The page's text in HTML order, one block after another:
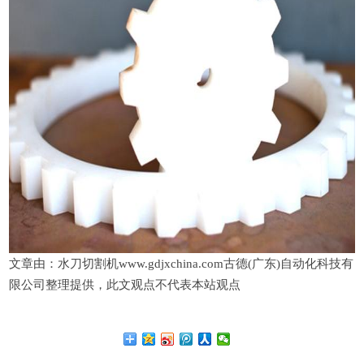
文章由：水刀切割机www.gdjxchina.com古德(广东)自动化科技有
限公司整理提供，此文观点不代表本站观点